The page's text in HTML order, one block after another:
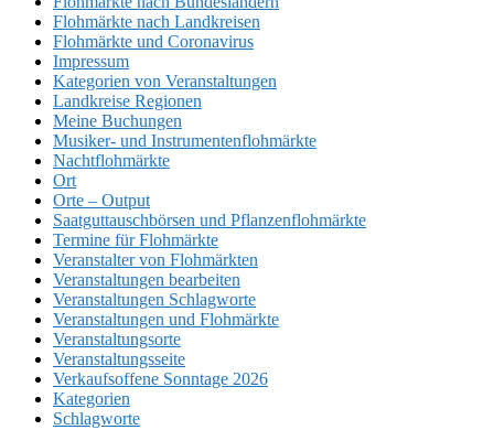
Flohmärkte nach Landkreisen
Flohmärkte und Coronavirus
Impressum
Kategorien von Veranstaltungen
Landkreise Regionen
Meine Buchungen
Musiker- und Instrumentenflohmärkte
Nachtflohmärkte
Ort
Orte – Output
Saatguttauschbörsen und Pflanzenflohmärkte
Termine für Flohmärkte
Veranstalter von Flohmärkten
Veranstaltungen bearbeiten
Veranstaltungen Schlagworte
Veranstaltungen und Flohmärkte
Veranstaltungsorte
Veranstaltungsseite
Verkaufsoffene Sonntage 2026
Kategorien
Schlagworte